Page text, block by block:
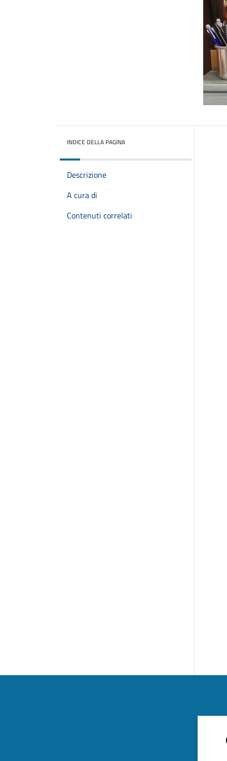
INDICE DELLA PAGINA
Descrizione
A cura di
Contenuti correlati